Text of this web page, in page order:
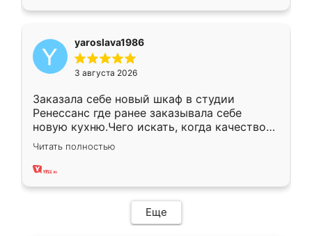
yaroslava1986
3 августа 2026
Заказала себе новый шкаф в студии
Ренессанс где ранее заказывала себе
новую кухню.Чего искать, когда качеством
вполне довольна. Служит кухня уже почти
два года, нареканий нет.
Читать полностью
Еще